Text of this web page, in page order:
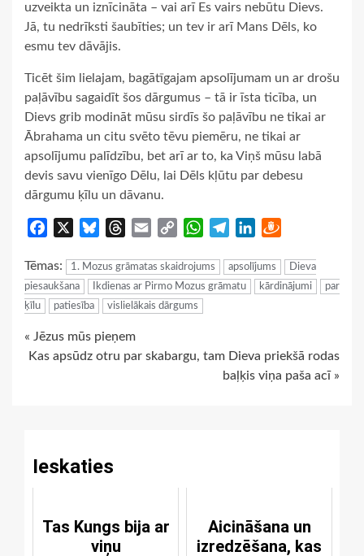
uzveikta un iznīcināta – vai arī Es vairs nebūtu Dievs.
Jā, tu nedrīksti šaubīties; un tev ir arī Mans Dēls, ko
esmu tev dāvājis.
Ticēt šim lielajam, bagātīgajam apsolījumam un ar drošu
paļāvību sagaidīt šos dārgumus – tā ir īsta ticība, un
Dievs grib modināt mūsu sirdīs šo paļāvību ne tikai ar
Ābrahama un citu svēto tēvu piemēru, ne tikai ar
apsolījumu palīdzību, bet arī ar to, ka Viņš mūsu labā
devis savu vienīgo Dēlu, lai Dēls kļūtu par debesu
dārgumu ķīlu un dāvanu.
Facebook BlueskyThreads
Email
Copy
WhatsApp
TelegramLinkedIn
Tēmas: 1. Mozus grāmatas skaidrojums apsolījums
Dieva
piesaukšana
Ikdienas ar Pirmo Mozus grāmatu kārdinājumi
par
ķīlu
patiesība vislielākais dārgums
Continue
« Jēzus mūs pieņem
Kas apsūdz otru par skabargu, tam Dieva priekšā rodas
baļķis viņa paša acī »
Ieskaties
Tas Kungs bija ar
viņu
Aicināšana un
izredzēšana, kas